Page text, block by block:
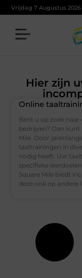
Vrijdag 7 Augustus 2026
Hier zijn
Online
Bent u op zoek
bedrijven? Dan
Mile. Door
taaltrainingen in
nodig heeft. Uw
specifieke
Square Mile biedt
deze ook op andere